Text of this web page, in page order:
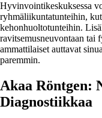
Hyvinvointikeskuksessa
ryhmäliikuntatunteihin,
kehonhuoltotunteihin.
ravitsemusneuvontaan tai
ammattilaiset auttavat
paremmin.
Akaa Röntgen:
Diagnostiikkaa